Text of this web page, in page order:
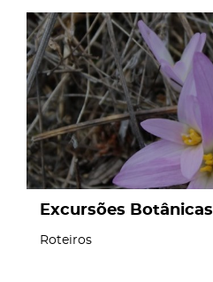
page
Excursões Botânicas
Roteiros